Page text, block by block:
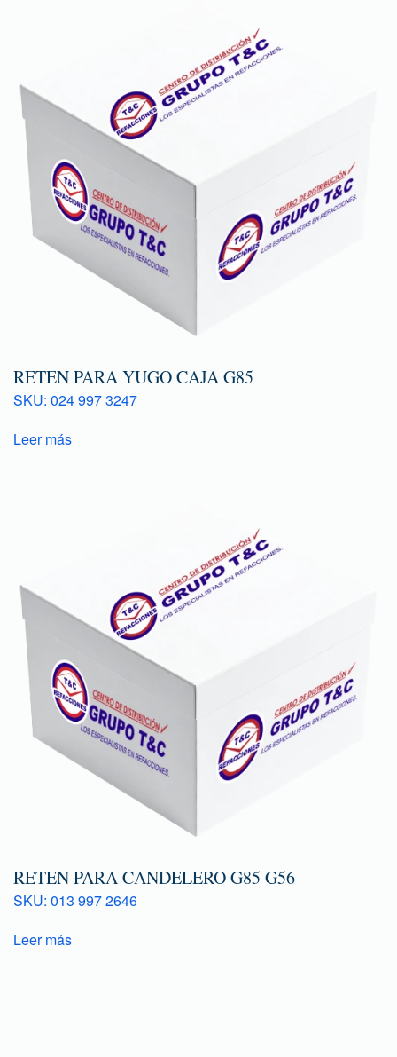
RETEN PARA YUGO CAJA G85
SKU: 024 997 3247
Leer más
RETEN PARA CANDELERO G85 G56
SKU: 013 997 2646
Leer más